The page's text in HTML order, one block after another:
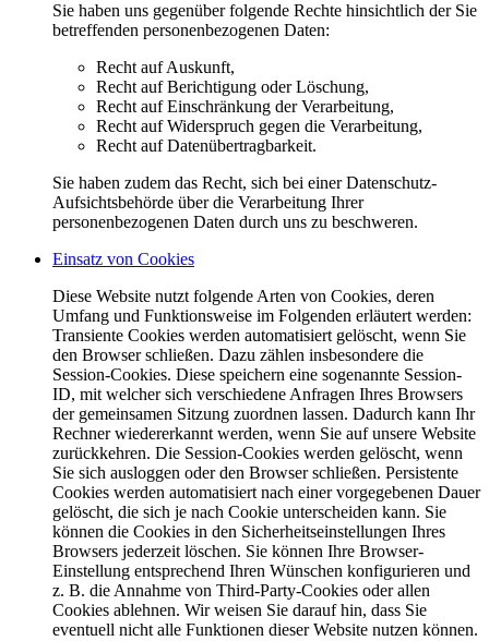
Sie haben uns gegenüber folgende Rechte hinsichtlich der Sie
betreffenden personenbezogenen Daten:
Recht auf Auskunft,
Recht auf Berichtigung oder Löschung,
Recht auf Einschränkung der Verarbeitung,
Recht auf Widerspruch gegen die Verarbeitung,
Recht auf Datenübertragbarkeit.
Sie haben zudem das Recht, sich bei einer Datenschutz-
Aufsichtsbehörde über die Verarbeitung Ihrer
personenbezogenen Daten durch uns zu beschweren.
Einsatz von Cookies
Diese Website nutzt folgende Arten von Cookies, deren
Umfang und Funktionsweise im Folgenden erläutert werden:
Transiente Cookies werden automatisiert gelöscht, wenn Sie
den Browser schließen. Dazu zählen insbesondere die
Session-Cookies. Diese speichern eine sogenannte Session-
ID, mit welcher sich verschiedene Anfragen Ihres Browsers
der gemeinsamen Sitzung zuordnen lassen. Dadurch kann Ihr
Rechner wiedererkannt werden, wenn Sie auf unsere Website
zurückkehren. Die Session-Cookies werden gelöscht, wenn
Sie sich ausloggen oder den Browser schließen. Persistente
Cookies werden automatisiert nach einer vorgegebenen Dauer
gelöscht, die sich je nach Cookie unterscheiden kann. Sie
können die Cookies in den Sicherheitseinstellungen Ihres
Browsers jederzeit löschen. Sie können Ihre Browser-
Einstellung entsprechend Ihren Wünschen konfigurieren und
z. B. die Annahme von Third-Party-Cookies oder allen
Cookies ablehnen. Wir weisen Sie darauf hin, dass Sie
eventuell nicht alle Funktionen dieser Website nutzen können.